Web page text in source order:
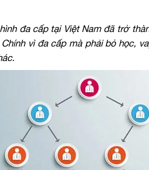
đa cấp tại Việt Nam đã trở
vì đa cấp mà phải bỏ học,